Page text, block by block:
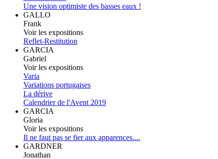
Une vision optimiste des basses eaux !
GALLO
Frank
Voir les expositions
Reflet-Restitution
GARCIA
Gabriel
Voir les expositions
Varia
Variations portugaises
La dérive
Calendrier de l'Avent 2019
GARCIA
Gloria
Voir les expositions
Il ne faut pas se fier aux apparences....
GARDNER
Jonathan